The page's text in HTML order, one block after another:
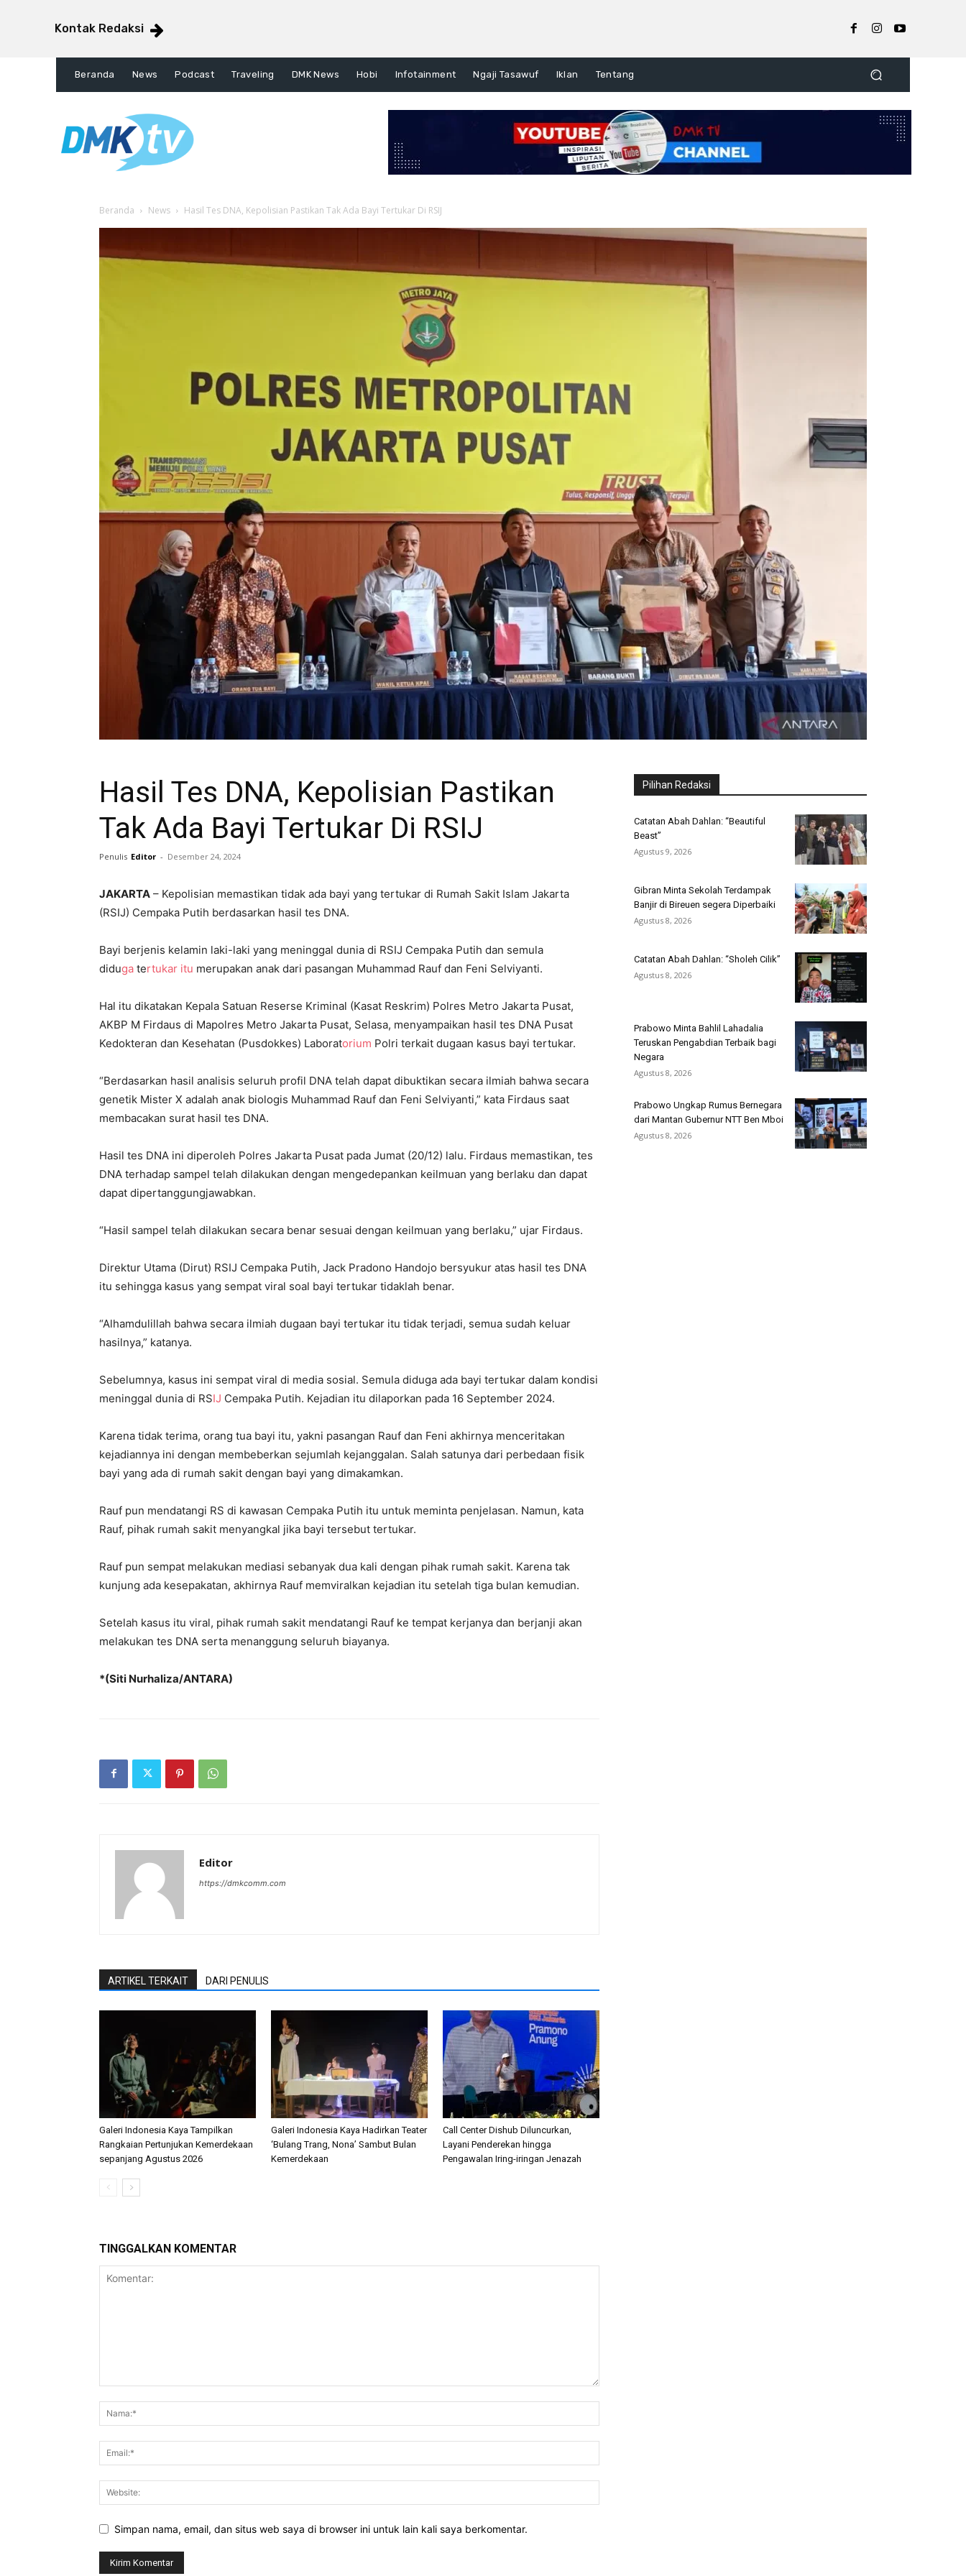
Kontak Redaksi
Beranda News Podcast Traveling DMK News Hobi Infotainment Ngaji Tasawuf Iklan Tentang
Beranda News Hasil Tes DNA, Kepolisian Pastikan Tak Ada Bayi Tertukar Di RSIJ
Hasil Tes DNA, Kepolisian Pastikan
Tak Ada Bayi Tertukar Di RSIJ
Penulis Editor - Desember 24, 2024
JAKARTA – Kepolisian memastikan tidak ada bayi yang tertukar di Rumah Sakit Islam Jakarta
(RSIJ) Cempaka Putih berdasarkan hasil tes DNA.
Bayi berjenis kelamin laki-laki yang meninggal dunia di RSIJ Cempaka Putih dan semula
diduga tertukar itu merupakan anak dari pasangan Muhammad Rauf dan Feni Selviyanti.
Hal itu dikatakan Kepala Satuan Reserse Kriminal (Kasat Reskrim) Polres Metro Jakarta Pusat,
AKBP M Firdaus di Mapolres Metro Jakarta Pusat, Selasa, menyampaikan hasil tes DNA Pusat
Kedokteran dan Kesehatan (Pusdokkes) Laboratorium Polri terkait dugaan kasus bayi tertukar.
“Berdasarkan hasil analisis seluruh profil DNA telah dapat dibuktikan secara ilmiah bahwa secara
genetik Mister X adalah anak biologis Muhammad Rauf dan Feni Selviyanti,” kata Firdaus saat
membacakan surat hasil tes DNA.
Hasil tes DNA ini diperoleh Polres Jakarta Pusat pada Jumat (20/12) lalu. Firdaus memastikan, tes
DNA terhadap sampel telah dilakukan dengan mengedepankan keilmuan yang berlaku dan dapat
dapat dipertanggungjawabkan.
“Hasil sampel telah dilakukan secara benar sesuai dengan keilmuan yang berlaku,” ujar Firdaus.
Direktur Utama (Dirut) RSIJ Cempaka Putih, Jack Pradono Handojo bersyukur atas hasil tes DNA
itu sehingga kasus yang sempat viral soal bayi tertukar tidaklah benar.
“Alhamdulillah bahwa secara ilmiah dugaan bayi tertukar itu tidak terjadi, semua sudah keluar
hasilnya,” katanya.
Sebelumnya, kasus ini sempat viral di media sosial. Semula diduga ada bayi tertukar dalam kondisi
meninggal dunia di RSIJ Cempaka Putih. Kejadian itu dilaporkan pada 16 September 2024.
Karena tidak terima, orang tua bayi itu, yakni pasangan Rauf dan Feni akhirnya menceritakan
kejadiannya ini dengan membeberkan sejumlah kejanggalan. Salah satunya dari perbedaan fisik
bayi yang ada di rumah sakit dengan bayi yang dimakamkan.
Rauf pun mendatangi RS di kawasan Cempaka Putih itu untuk meminta penjelasan. Namun, kata
Rauf, pihak rumah sakit menyangkal jika bayi tersebut tertukar.
Rauf pun sempat melakukan mediasi sebanyak dua kali dengan pihak rumah sakit. Karena tak
kunjung ada kesepakatan, akhirnya Rauf memviralkan kejadian itu setelah tiga bulan kemudian.
Setelah kasus itu viral, pihak rumah sakit mendatangi Rauf ke tempat kerjanya dan berjanji akan
melakukan tes DNA serta menanggung seluruh biayanya.
*(Siti Nurhaliza/ANTARA)
Editor
https://dmkcomm.com
ARTIKEL TERKAIT DARI PENULIS
Galeri Indonesia Kaya Tampilkan
Rangkaian Pertunjukan Kemerdekaan
sepanjang Agustus 2026
Galeri Indonesia Kaya Hadirkan Teater
‘Bulang Trang, Nona’ Sambut Bulan
Kemerdekaan
Call Center Dishub Diluncurkan,
Layani Penderekan hingga
Pengawalan Iring-iringan Jenazah
TINGGALKAN KOMENTAR
Simpan nama, email, dan situs web saya di browser ini untuk lain kali saya berkomentar.
Pilihan Redaksi
Catatan Abah Dahlan: “Beautiful
Beast”
Agustus 9, 2026
Gibran Minta Sekolah Terdampak
Banjir di Bireuen segera Diperbaiki
Agustus 8, 2026
Catatan Abah Dahlan: “Sholeh Cilik”
Agustus 8, 2026
Prabowo Minta Bahlil Lahadalia
Teruskan Pengabdian Terbaik bagi
Negara
Agustus 8, 2026
Prabowo Ungkap Rumus Bernegara
dari Mantan Gubernur NTT Ben Mboi
Agustus 8, 2026